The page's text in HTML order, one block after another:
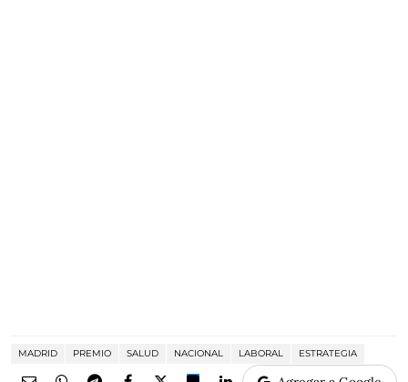
MADRID PREMIO SALUD NACIONAL LABORAL ESTRATEGIA